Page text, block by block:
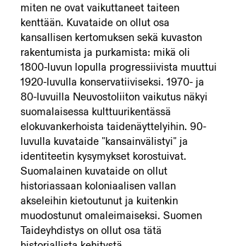
miten ne ovat vaikuttaneet taiteen
kenttään. Kuvataide on ollut osa
kansallisen kertomuksen sekä kuvaston
rakentumista ja purkamista: mikä oli
1800-luvun lopulla progressiivista muuttui
1920-luvulla konservatiiviseksi. 1970- ja
80-luvuilla Neuvostoliiton vaikutus näkyi
suomalaisessa kulttuurikentässä
elokuvankerhoista taidenäyttelyihin. 90-
luvulla kuvataide "kansainvälistyi" ja
identiteetin kysymykset korostuivat.
Suomalainen kuvataide on ollut
historiassaan koloniaalisen vallan
akseleihin kietoutunut ja kuitenkin
muodostunut omaleimaiseksi. Suomen
Taideyhdistys on ollut osa tätä